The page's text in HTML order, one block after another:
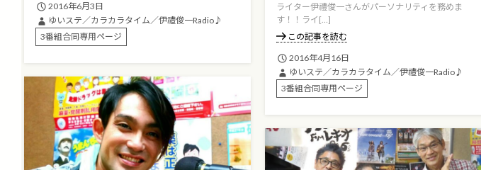
2016年6月3日
ゆいステ／カラカラタイム／伊禮俊一Radio♪
3番組合同専用ページ
ライター伊禮俊一さんがパーソナリティを務めま
す！！ライ[…]
この記事を読む
2016年4月16日
ゆいステ／カラカラタイム／伊禮俊一Radio♪
3番組合同専用ページ